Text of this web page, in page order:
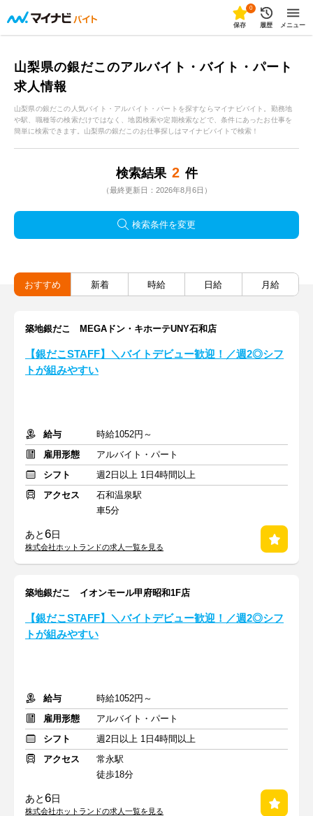
0
保存 履歴 メニュー
山梨県の銀だこのアルバイト・バイト・パート
求人情報
山梨県の銀だこの人気バイト・アルバイト・パートを探すならマイナビバイト。勤務地
や駅、職種等の検索だけではなく、地図検索や定期検索などで、条件にあったお仕事を
簡単に検索できます。山梨県の銀だこのお仕事探しはマイナビバイトで検索！
検索結果 2 件
（最終更新日：2026年8月6日）
検索条件を変更
おすすめ 新着 時給 日給 月給
築地銀だこ MEGAドン・キホーテUNY石和店
【銀だこSTAFF】＼バイトデビュー歓迎！／週2◎シフ
トが組みやすい
給与
時給1052円～
雇用形態
アルバイト・パート
シフト
週2日以上 1日4時間以上
アクセス
石和温泉駅
車5分
あと6日
株式会社ホットランドの求人一覧を見る
築地銀だこ イオンモール甲府昭和1F店
【銀だこSTAFF】＼バイトデビュー歓迎！／週2◎シフ
トが組みやすい
給与
時給1052円～
雇用形態
アルバイト・パート
シフト
週2日以上 1日4時間以上
アクセス
常永駅
徒歩18分
あと6日
株式会社ホットランドの求人一覧を見る